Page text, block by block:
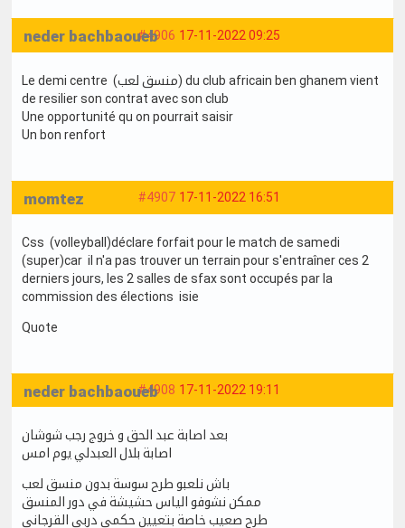
#4906 17-11-2022 09:25
neder bachbaoueb
Le demi centre (منسق لعب) du club africain ben ghanem vient
de resilier son contrat avec son club
Une opportunité qu on pourrait saisir
Un bon renfort
#4907 17-11-2022 16:51
momtez
Css (volleyball)déclare forfait pour le match de samedi
(super)car il n'a pas trouver un terrain pour s'entraîner ces 2
derniers jours, les 2 salles de sfax sont occupés par la
commission des élections isie
Quote
#4908 17-11-2022 19:11
neder bachbaoueb
بعد اصابة عبد الحق و خروج رجب شوشان
اصابة بلال العبدلي يوم امس
باش نلعبو طرح سوسة بدون منسق لعب
ممكن نشوفو الياس حشيشة في دور المنسق
طرح صعيب خاصة بتعيين حكمي دربي القرجاني